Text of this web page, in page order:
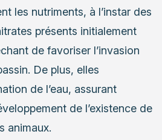
les nutriments, à l’instar des
présents initialement
de favoriser l’invasion
De plus, elles
de l’eau, assurant
de l’existence de
animaux.